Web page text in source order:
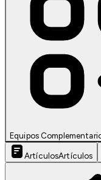
Equipos
ArtículosArtículos